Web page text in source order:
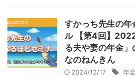
すかっち先生の
ル 【第4回】
る夫や妻の年金
なのねんきん
2024/12/17 年